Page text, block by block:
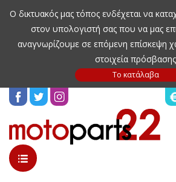
Ο δικτυακός μας τόπος ενδέχεται να
στον υπολογιστή σας που να μας
αναγνωρίζουμε σε επόμενη επίσκεψη
στοιχεία πρόσβασης